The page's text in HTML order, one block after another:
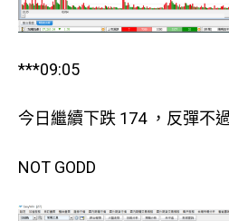
***09:05
今日繼續下跌 174 ，反彈不
NOT GODD